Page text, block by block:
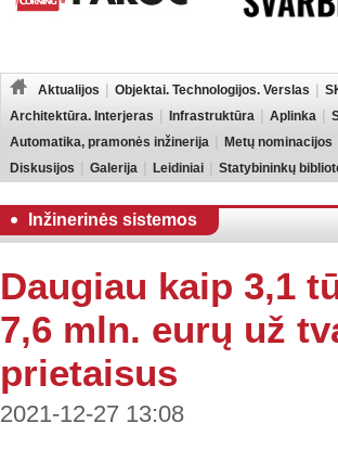
Aktualijos Objektai. Technologijos. Verslas
Architektūra. Interjeras
Infrastruktūra Aplinka
Automatika, pramonės inžinerija
Metų nominacijos
Diskusijos
Galerija Leidiniai Statybininkų
Inžinerinės sistemos
Daugiau kaip 3,1
7,6 mln. eurų už
prietaisus
2021-12-27 13:08